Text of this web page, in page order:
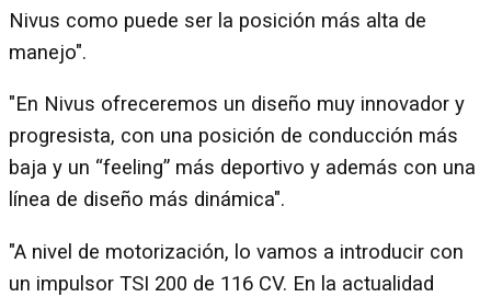
Nivus como puede ser la posición más alta de
manejo".
"En Nivus ofreceremos un diseño muy innovador y
progresista, con una posición de conducción más
baja y un “feeling” más deportivo y además con una
línea de diseño más dinámica".
"A nivel de motorización, lo vamos a introducir con
un impulsor TSI 200 de 116 CV. En la actualidad